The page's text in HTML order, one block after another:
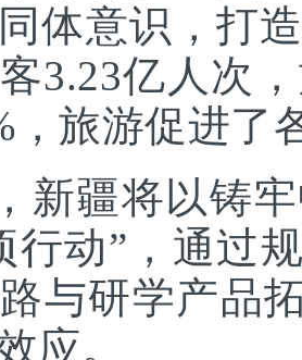
体意识，打
3.23亿人次
，旅游促进了
疆将以铸牢
行动”，通过
与研学产品
应。